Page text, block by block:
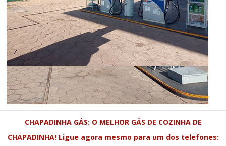
CHAPADINHA GÁS: O MELHOR GÁS DE COZINHA DE
CHAPADINHA! Ligue agora mesmo para um dos telefones: